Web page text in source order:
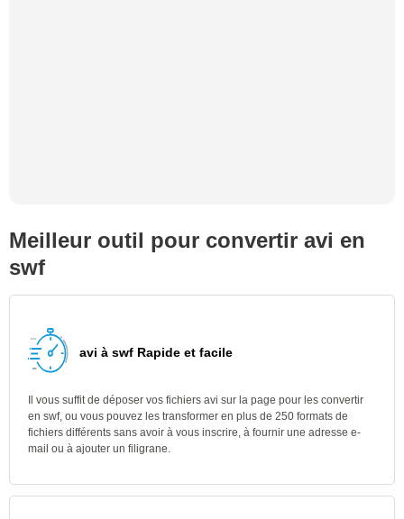
Meilleur outil pour convertir avi en
swf
avi à swf Rapide et facile
Il vous suffit de déposer vos fichiers avi sur la page pour les convertir
en swf, ou vous pouvez les transformer en plus de 250 formats de
fichiers différents sans avoir à vous inscrire, à fournir une adresse e-
mail ou à ajouter un filigrane.